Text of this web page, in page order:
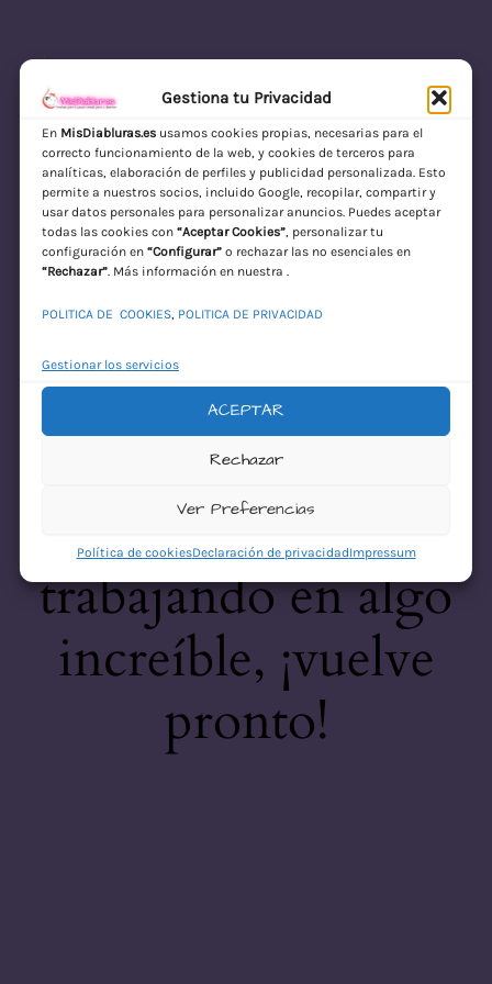
Gestiona tu Privacidad
En MisDiabluras.esusamos cookies propias, necesarias para el
correcto funcionamiento de la web, y cookies de terceros para
analíticas, elaboración de perfiles y publicidad personalizada. Esto
permite a nuestros socios, incluido Google, recopilar, compartir y
usar datos personales para personalizar anuncios. Puedes aceptar
todas las cookies con “Aceptar Cookies”, personalizar tu
configuración en “Configurar”o rechazar las no esenciales en
“Rechazar”. Más información en nuestra .
POLITICA DE COOKIES, POLITICA DE PRIVACIDAD
Gestionar los servicios
ACEPTAR
Rechazar
Ver Preferencias
Política de cookiesDeclaración de privacidadImpressum
MisDiabluras | Sexshop Online con Envío
Discreto en España
Acceder
¡Disculpa este
desastre! Estamos
trabajando en algo
increíble, ¡vuelve
pronto!